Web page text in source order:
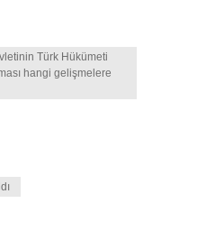
Türk Hükümeti
hangi gelişmelere